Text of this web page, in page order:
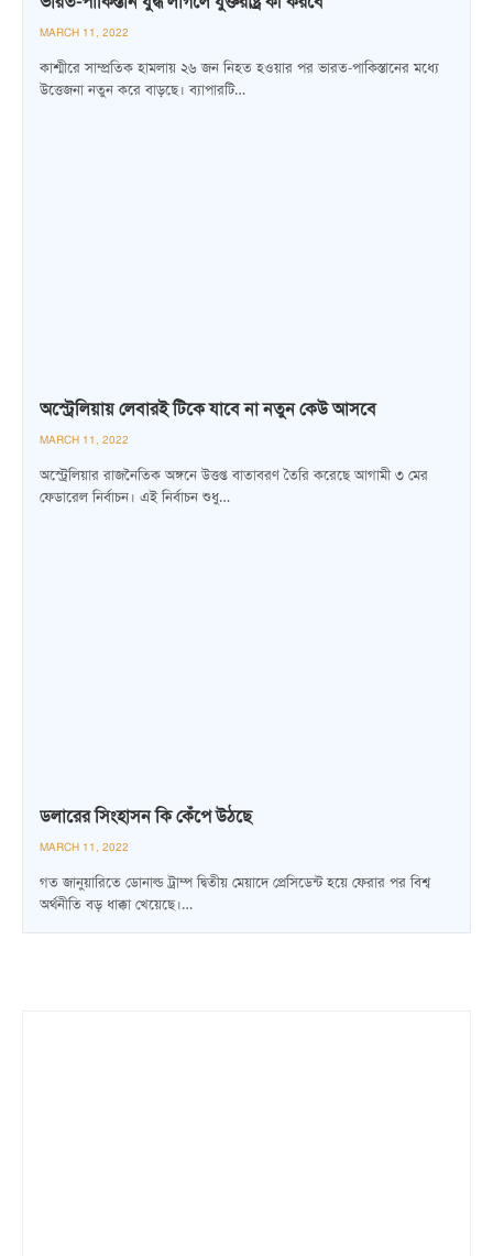
MARCH 11, 2022
কাশ্মীরে সাম্প্রতিক হামলায় ২৬ জন নিহত হওয়ার পর ভারত-পাকিস্তানের মধ্যে
উত্তেজনা নতুন করে বাড়ছে। ব্যাপারটি…
অস্ট্রেলিয়ায় লেবারই টিকে যাবে না নতুন কেউ আসবে
MARCH 11, 2022
অস্ট্রেলিয়ার রাজনৈতিক অঙ্গনে উত্তপ্ত বাতাবরণ তৈরি করেছে আগামী ৩ মের
ফেডারেল নির্বাচন। এই নির্বাচন শুধু…
ডলারের সিংহাসন কি কেঁপে উঠছে
MARCH 11, 2022
গত জানুয়ারিতে ডোনাল্ড ট্রাম্প দ্বিতীয় মেয়াদে প্রেসিডেন্ট হয়ে ফেরার পর বিশ্ব
অর্থনীতি বড় ধাক্কা খেয়েছে।…